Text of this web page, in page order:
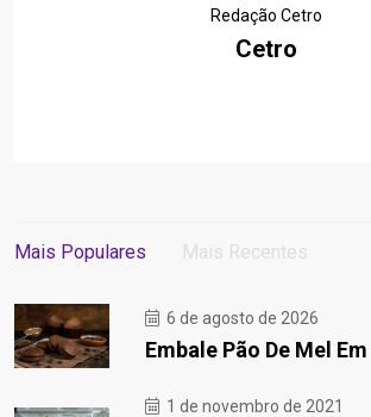
Redação Cetro
Cetro
Mais Populares Mais Recentes
6 de agosto de 2026
Embale Pão De Mel
1 de novembro de 2021